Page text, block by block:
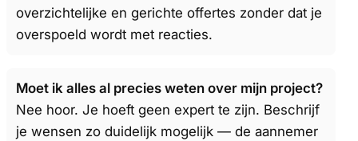
overzichtelijke en gerichte offertes zonder dat je
overspoeld wordt met reacties.
Moet ik alles al precies weten over mijn project?
Nee hoor. Je hoeft geen expert te zijn. Beschrijf
je wensen zo duidelijk mogelijk — de aannemer